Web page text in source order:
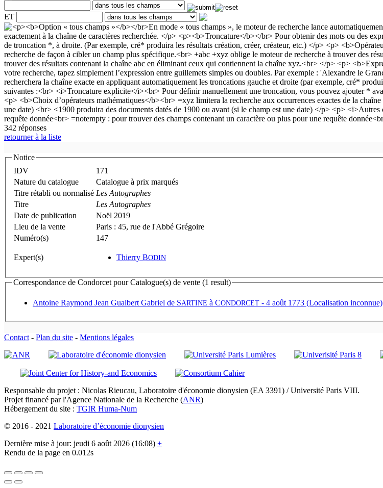
ET
342 réponses
retourner à la liste
Notice
IDV
171
Nature du catalogue
Catalogue à prix marqués
Titre rétabli ou normalisé Les Autographes
Titre
Les Autographes
Date de publication
Noël 2019
Lieu de la vente
Paris : 45, rue de l'Abbé Grégoire
Numéro(s)
147
Expert(s) Thierry BODIN
Correspondance de Condorcet pour Catalogue(s) de vente (1 result)
Antoine Raymond Jean Gualbert Gabriel de SARTINE à CONDORCET - 4 août 1773 (Localisation inconnue)
Contact - Plan du site - Mentions légales
Responsable du projet : Nicolas Rieucau, Laboratoire d'économie dionysien (EA 3391) / Université Paris VIII.
Projet financé par l'Agence Nationale de la Recherche (ANR)
Hébergement du site : TGIR Huma-Num
© 2016 - 2021 Laboratoire d’économie dionysien
Dernière mise à jour: jeudi 6 août 2026 (16:08) +
Rendu de la page en 0.012s